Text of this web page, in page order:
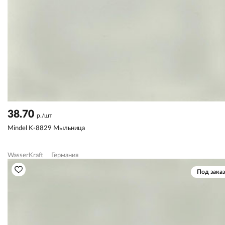
38.70 р./шт
Mindel K-8829 Мыльница
WasserKraft Германия
Под заказ